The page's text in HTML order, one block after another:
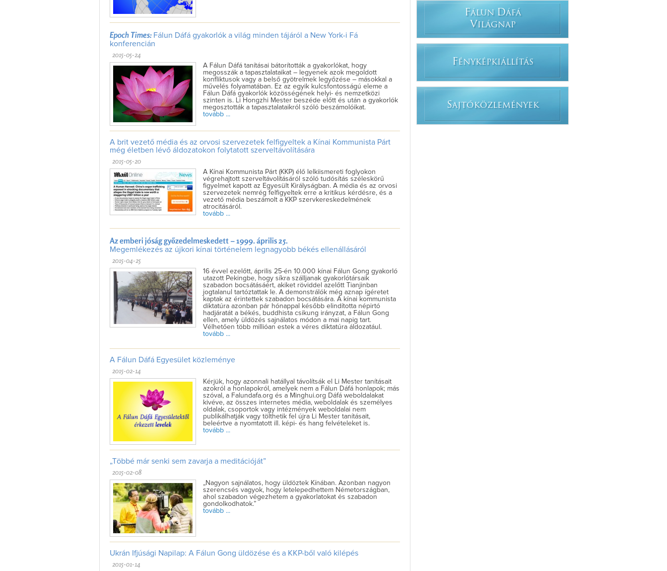
Epoch Times: Fálun Dáfá gyakorlók a világ minden tájáról a New York-i Fá
konferencián
2015-05-24
A Fálun Dáfá tanításai bátorították a gyakorlókat, hogy
megosszák a tapasztalataikat – legyenek azok megoldott
konfliktusok vagy a belső gyötrelmek legyőzése – másokkal a
művelés folyamatában. Ez az egyik kulcsfontosságú eleme a
Fálun Dáfá gyakorlók közösségének helyi- és nemzetközi
szinten is. Li Hongzhi Mester beszéde előtt és után a gyakorlók
megosztották a tapasztalataikról szóló beszámolóikat.
tovább ...
A brit vezető média és az orvosi szervezetek felfigyeltek a Kínai Kommunista Párt
még életben lévő áldozatokon folytatott szerveltávolítására
2015-05-20
A Kínai Kommunista Párt (KKP) élő lelkiismereti foglyokon
végrehajtott szerveltávolításáról szóló tudósítás széleskörű
figyelmet kapott az Egyesült Királyságban. A média és az orvosi
szervezetek nemrég felfigyeltek erre a kritikus kérdésre, és a
vezető média beszámolt a KKP szervkereskedelmének
atrocitásáról.
tovább ...
Az emberi jóság győzedelmeskedett – 1999. április 25.
Megemlékezés az újkori kínai történelem legnagyobb békés ellenállásáról
2015-04-25
16 évvel ezelőtt, április 25-én 10.000 kínai Fálun Gong gyakorló
utazott Pekingbe, hogy síkra szálljanak gyakorlótársaik
szabadon bocsátásáért, akiket röviddel azelőtt Tianjinban
jogtalanul tartóztattak le. A demonstrálók még aznap ígéretet
kaptak az érintettek szabadon bocsátására. A kínai kommunista
diktatúra azonban pár hónappal később elindította népirtó
hadjáratát a békés, buddhista csikung irányzat, a Fálun Gong
ellen, amely üldözés sajnálatos módon a mai napig tart.
Vélhetően több millióan estek a véres diktatúra áldozatául.
tovább ...
A Fálun Dáfá Egyesület közleménye
2015-02-14
Kérjük, hogy azonnali hatállyal távolítsák el Li Mester tanításait
azokról a honlapokról, amelyek nem a Fálun Dáfá honlapok; más
szóval, a Falundafa.org és a Minghui.org Dáfá weboldalakat
kivéve, az összes internetes média, weboldalak és személyes
oldalak, csoportok vagy intézmények weboldalai nem
publikálhatják vagy tölthetik fel újra Li Mester tanításait,
beleértve a nyomtatott ill. képi- és hang felvételeket is.
tovább ...
„Többé már senki sem zavarja a meditációját”
2015-02-08
„Nagyon sajnálatos, hogy üldöztek Kínában. Azonban nagyon
szerencsés vagyok, hogy letelepedhettem Németországban,
ahol szabadon végezhetem a gyakorlatokat és szabadon
gondolkodhatok.”
tovább ...
Ukrán Ifjúsági Napilap: A Fálun Gong üldözése és a KKP-ből való kilépés
2015-01-14
FÁLUN DÁFÁ
VILÁGNAP
FÉNYKÉPKIÁLLÍTÁS
SAJTÓKÖZLEMÉNYEK